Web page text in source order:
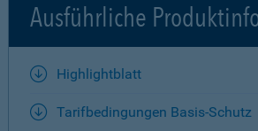
Ausführliche
Highlightblatt
Tarifbedingungen Basis-Schutz